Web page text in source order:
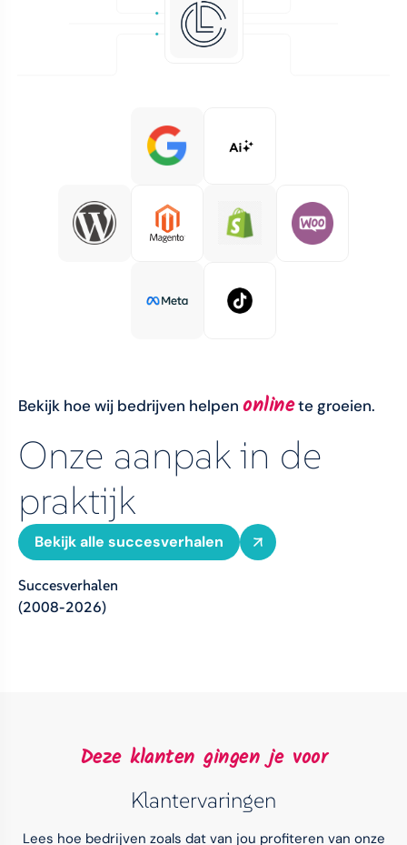
Bekijk hoe wij bedrijven helpen onlinete groeien.
Onze aanpak in de
praktijk
Bekijk alle succesverhalen
Succesverhalen
(2008-2026)
Deze klanten gingen je voor
Klantervaringen
Lees hoe bedrijven zoals dat van jou profiteren van onze